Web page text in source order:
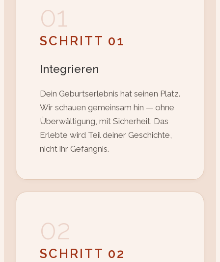
01
SCHRITT 01
Integrieren
Dein Geburtserlebnis hat seinen Platz.
Wir schauen gemeinsam hin — ohne
Überwältigung, mit Sicherheit. Das
Erlebte wird Teil deiner Geschichte,
nicht ihr Gefängnis.
02
SCHRITT 02